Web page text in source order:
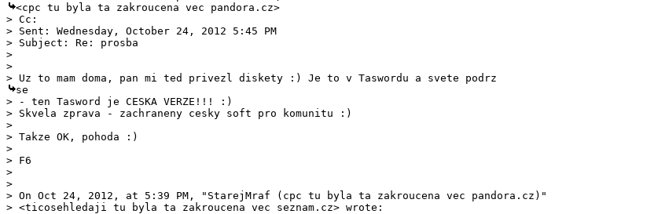
<cpc tu byla ta zakroucena vec pandora.cz>
> Cc:
> Sent: Wednesday, October 24, 2012 5:45 PM
> Subject: Re: prosba
>
>
se
> - ten Tasword je CESKA VERZE!!! :)
> Skvela zprava - zachraneny cesky soft pro komunitu :)
>
> Takze OK, pohoda :)
>
> F6
>
>
> On Oct 24, 2012, at 5:39 PM, "StarejMraf (cpc tu byla ta zakroucena vec pandora.cz)"
> <ticosehledaji tu byla ta zakroucena vec seznam.cz> wrote: